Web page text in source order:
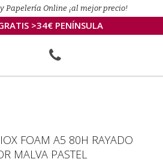
Papelería Online ¡al mejor precio!
>34€ PENÍNSULA
FOAM A5 80H RAYADO
MALVA PASTEL